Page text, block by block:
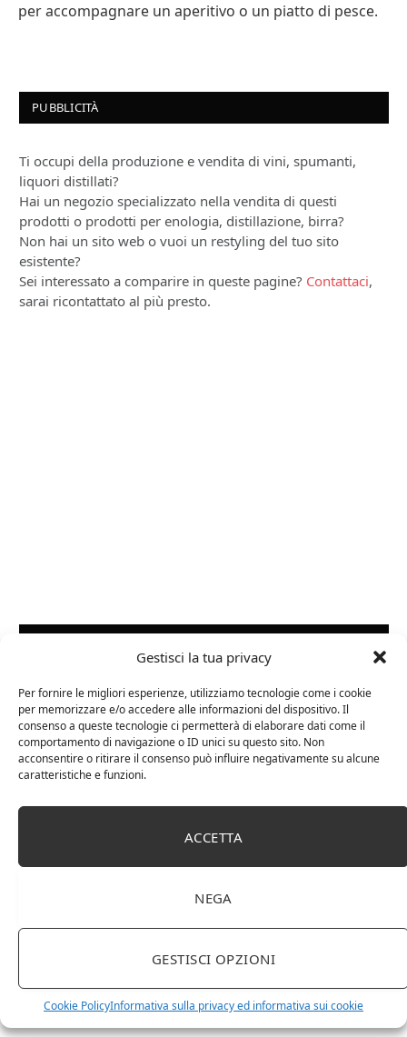
Gestisci la tua privacy
Per fornire le migliori esperienze, utilizziamo tecnologie come i cookie
per memorizzare e/o accedere alle informazioni del dispositivo. Il
consenso a queste tecnologie ci permetterà di elaborare dati come il
comportamento di navigazione o ID unici su questo sito. Non
acconsentire o ritirare il consenso può influire negativamente su alcune
caratteristiche e funzioni.
ACCETTA
NEGA
GESTISCI OPZIONI
Cookie PolicyInformativa sulla privacy ed informativa sui cookie
per accompagnare un aperitivo o un piatto di pesce.
PUBBLICITÀ
Ti occupi della produzione e vendita di vini, spumanti,
liquori distillati?
Hai un negozio specializzato nella vendita di questi
prodotti o prodotti per enologia, distillazione, birra?
Non hai un sito web o vuoi un restyling del tuo sito
esistente?
Sei interessato a comparire in queste pagine? Contattaci,
sarai ricontattato al più presto.
24 FEBBRAIO 2025
Distillati di frutta africani
27 AGOSTO 2024
La Champagnerie: vini, bollicine, champagne,
Differenza tra brandy e cognac: tutte le
6 MARZO 2024
Differenza tra whisky scozzese e whiskey
irlandesi